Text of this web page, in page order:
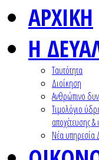
ΑΡΧΙΚΗ
Η
Ταυτότητα
Διοίκηση
Ανθρώπινο
Τιμολόγιο
αποχέτευσης
Nέα υπηρεσία